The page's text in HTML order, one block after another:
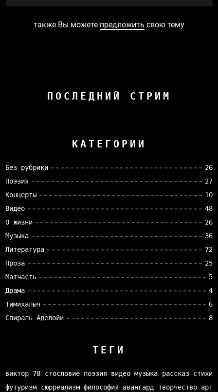
также Вы можете предложить свою тему
ПОСЛЕДНИЙ СТРИМ
КАТЕГОРИИ
Без рубрики
26
Поэзия
27
Концерты
10
Видео
48
О жизни
26
Музыка
36
Литература
72
Проза
25
Матчасть
5
Драма
4
Тимихалыч
6
Спираль Аделойи
8
ТЕГИ
виктор 78 стословие поэзия видео музыка рассказ стихи
футуризм
сюрреализм философия авангард творчество арт